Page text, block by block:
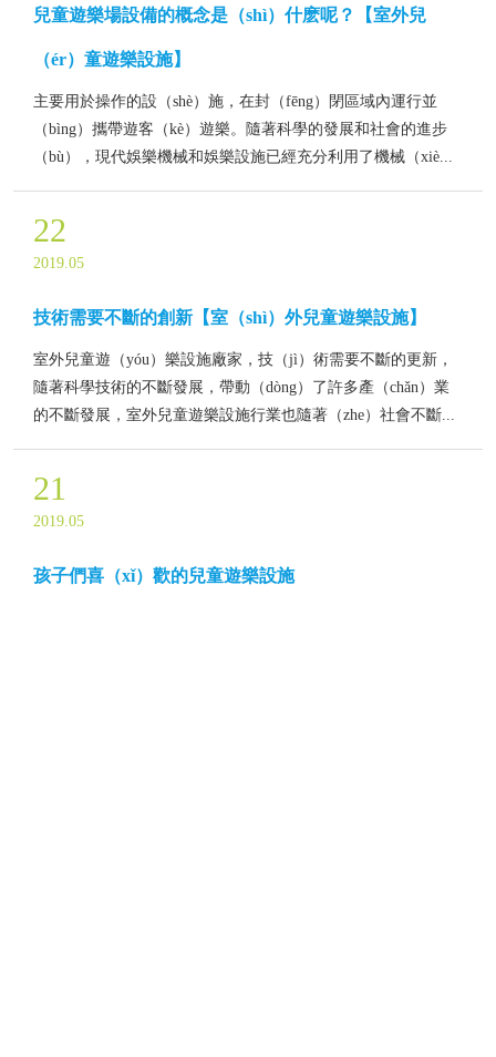
兒童遊樂場設備的概念是（shì）什麽呢？【室外兒
（ér）童遊樂設施】
主要用於操作的設（shè）施，在封（fēng）閉區域內運行並
（bìng）攜帶遊客（kè）遊樂。隨著科學的發展和社會的進步
（bù），現代娛樂機械和娛樂設施已經充分利用了機械（xiè...
22
2019.05
技術需要不斷的創新【室（shì）外兒童遊樂設施】
室外兒童遊（yóu）樂設施廠家，技（jì）術需要不斷的更新，
隨著科學技術的不斷發展，帶動（dòng）了許多產（chǎn）業
的不斷發展，室外兒童遊樂設施行業也隨著（zhe）社會不斷...
21
2019.05
孩子們喜（xǐ）歡的兒童遊樂設施